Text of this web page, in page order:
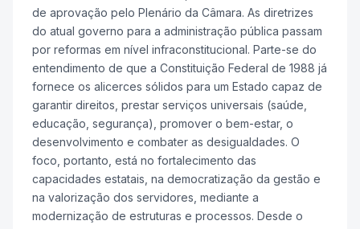
de aprovação pelo Plenário da Câmara. As diretrizes
do atual governo para a administração pública passam
por reformas em nível infraconstitucional. Parte-se do
entendimento de que a Constituição Federal de 1988 já
fornece os alicerces sólidos para um Estado capaz de
garantir direitos, prestar serviços universais (saúde,
educação, segurança), promover o bem-estar, o
desenvolvimento e combater as desigualdades. O
foco, portanto, está no fortalecimento das
capacidades estatais, na democratização da gestão e
na valorização dos servidores, mediante a
modernização de estruturas e processos. Desde o